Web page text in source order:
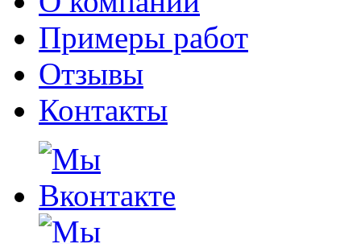
Примеры работ
Отзывы
Контакты